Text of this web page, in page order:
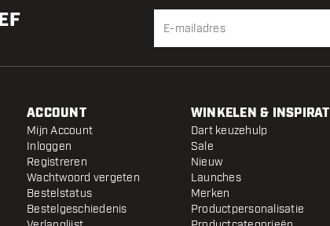
ACCOUNT
Mijn Account
Inloggen
Registreren
Wachtwoord vergeten
Bestelstatus
Bestelgeschiedenis
WINKELEN &
Dart keuzehulp
Sale
Nieuw
Launches
Merken
Productpersonalisatie